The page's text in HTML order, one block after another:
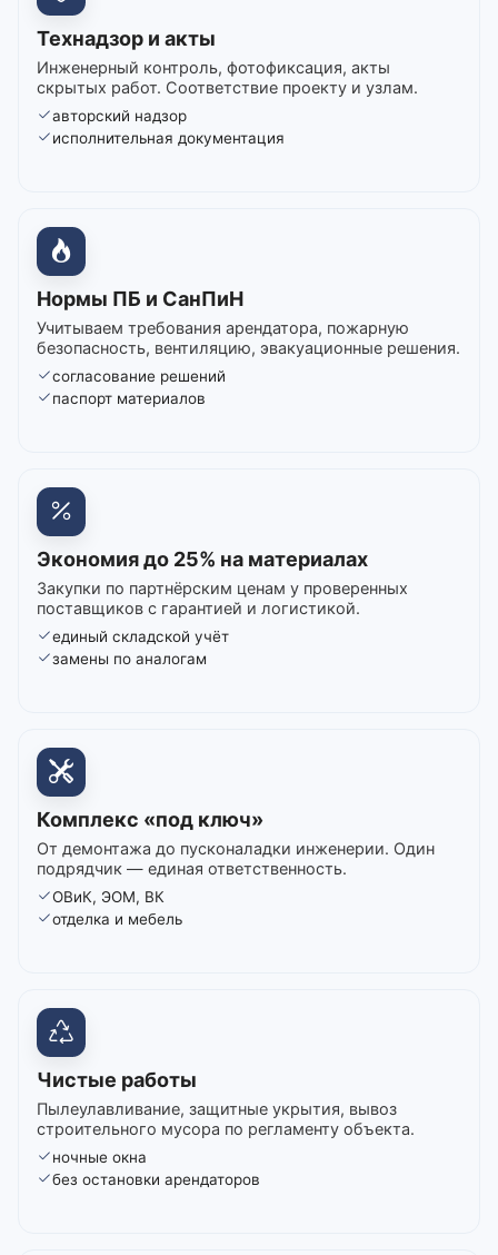
Технадзор и акты
Инженерный контроль, фотофиксация, акты
скрытых работ. Соответствие проекту и узлам.
авторский надзор
исполнительная документация
Нормы ПБ и СанПиН
Учитываем требования арендатора, пожарную
безопасность, вентиляцию, эвакуационные решения.
согласование решений
паспорт материалов
Экономия до 25% на материалах
Закупки по партнёрским ценам у проверенных
поставщиков с гарантией и логистикой.
единый складской учёт
замены по аналогам
Комплекс «под ключ»
От демонтажа до пусконаладки инженерии. Один
подрядчик — единая ответственность.
ОВиК, ЭОМ, ВК
отделка и мебель
Чистые работы
Пылеулавливание, защитные укрытия, вывоз
строительного мусора по регламенту объекта.
ночные окна
без остановки арендаторов